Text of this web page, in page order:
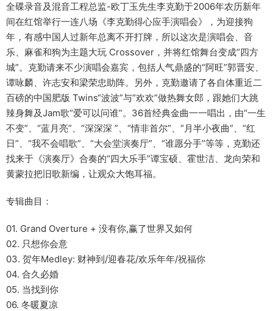
全碟录音及混音工程总监-欧丁玉先生李克勤于2006年农历新年
间在红馆举行一连八场《李克勤得心应手演唱会》，为迎接狗
年，有感中国人过新年总离不开打牌，所以这次是演唱会、音
乐、麻雀和狗为主题大玩 Crossover，并将红馆舞台变成“四方
城”。克勤请来不少演唱会嘉宾，包括人气鼎盛的“阿旺”郭晋安、
谭咏麟、许志安和梁荣忠助阵。另外，克勤邀请了各自体重近二
百磅的中国肥版 Twins“波波”与“欢欢”做热舞女郎，跟她们大跳
辣身舞及Jam歌“爱可以问谁”。36首经典金曲一一唱出，由“一生
不变”、“蓝月亮”、“深深深 ”、“情非首尔”、“月半小夜曲”、“红
日”、“我不会唱歌”、“大会堂演奏厅”、“谁愿分手”等等，克勤还
找来于《演奏厅》合奏的“四大乐手”谭宝硕、霍世洁、龙向荣和
黄蒙拉把旧歌新编，让观众大饱耳福。
专辑曲目：
01. Grand Overture + 没有你,赢了世界又如何
02. 只想你会意
03. 贺年Medley: 财神到/迎春花/欢乐年年/祝福你
04. 合久必婚
05. 当找到你
06. 冬暖夏凉